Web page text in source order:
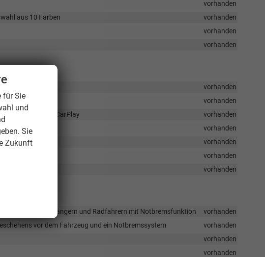
vorhanden
aus 10 Farben
vorhanden
vorhanden
vorhanden
vorhanden
vorhanden
Auto oder Apple CarPlay
vorhanden
vorhanden
vorhanden
vorhanden
vorhanden
von Fußgängern und Radfahrern mit Notbremsfunktion
vorhanden
vor dem Fahrzeug und ein Notbremssystem
vorhanden
vorhanden
vorhanden
für Sie
und
Sie
Zukunft